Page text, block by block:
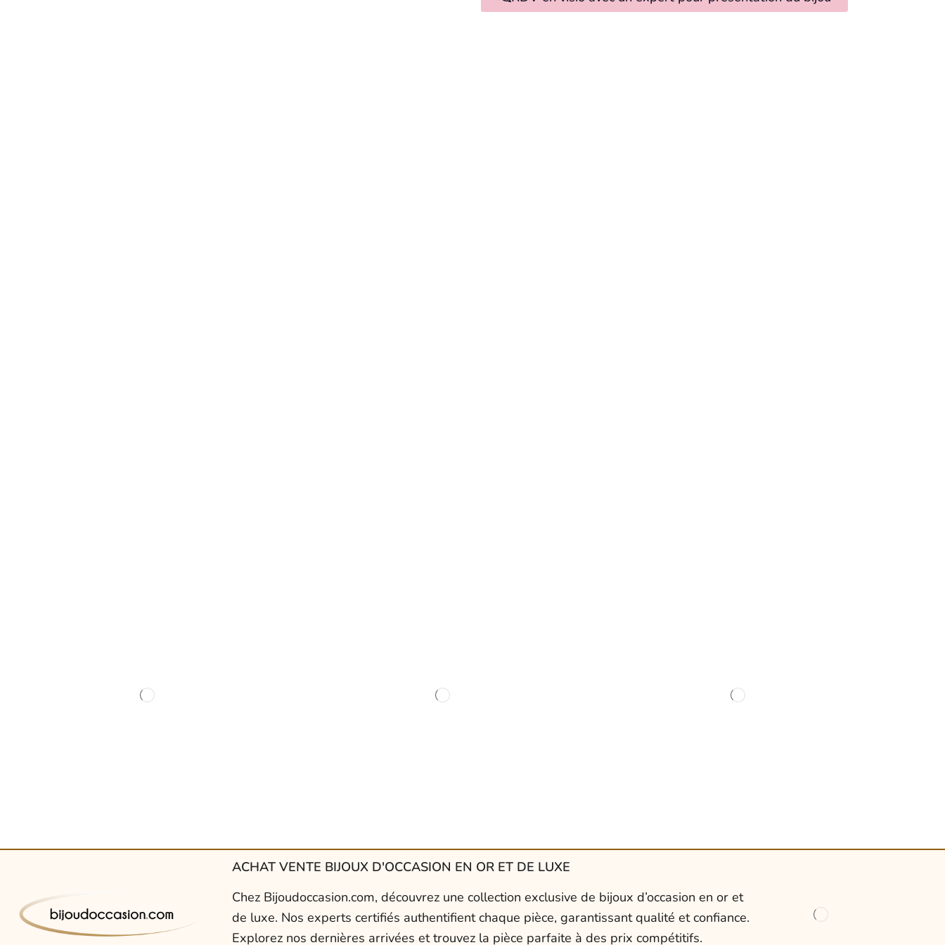
ACHAT VENTE BIJOUX D'OCCASION EN OR ET DE LUXE
Chez Bijoudoccasion.com, découvrez une collection exclusive de bijoux d’occasion en or et
de luxe. Nos experts certifiés authentifient chaque pièce, garantissant qualité et confiance.
Explorez nos dernières arrivées et trouvez la pièce parfaite à des prix compétitifs.